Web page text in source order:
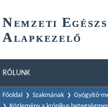
NEMZETI E
ALAPKEZELŐ
RÓLUNK
Főoldal Szakmának Gyógyító-